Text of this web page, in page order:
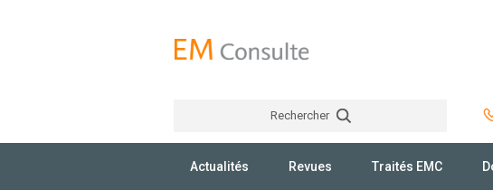
Rechercher
Actualités Revues Traités EMC